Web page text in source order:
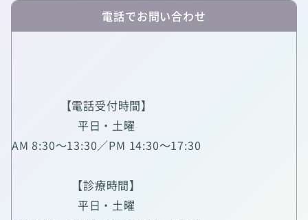
電話でお問い合わせ
【電話受付時間】
平日・土曜
AM 8:30～13:30／PM 14:30～17:30
【診療時間】
平日・土曜